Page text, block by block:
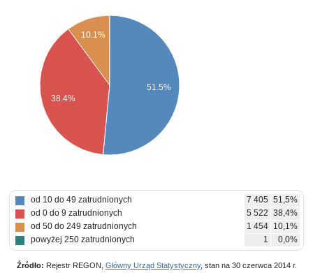
10.1%
38.4%
51.5%
od 10 do 49 zatrudnionych 7 405 51,5%
od 0 do 9 zatrudnionych
5 522 38,4%
od 50 do 249 zatrudnionych
1 454 10,1%
powyżej 250 zatrudnionych
1 0,0%
Źródło: Rejestr REGON, Główny Urząd Statystyczny, stan na 30 czerwca 2014 r.